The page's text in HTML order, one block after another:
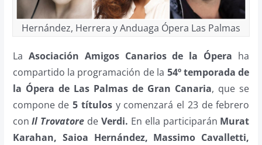
Hernández, Herrera y Anduaga Ópera Las Palmas
La Asociación Amigos Canarios de la Ópera ha
compartido la programación de la 54º temporada de
la Ópera de Las Palmas de Gran Canaria, que se
compone de5 títulosy comenzará el 23 de febrero
conIl Trovatore deVerdi. En ella participarán Murat
Karahan, Saioa Hernández, Massimo Cavalletti,